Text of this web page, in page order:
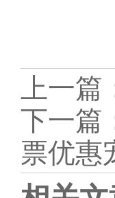
上一篇
下一篇
票优惠